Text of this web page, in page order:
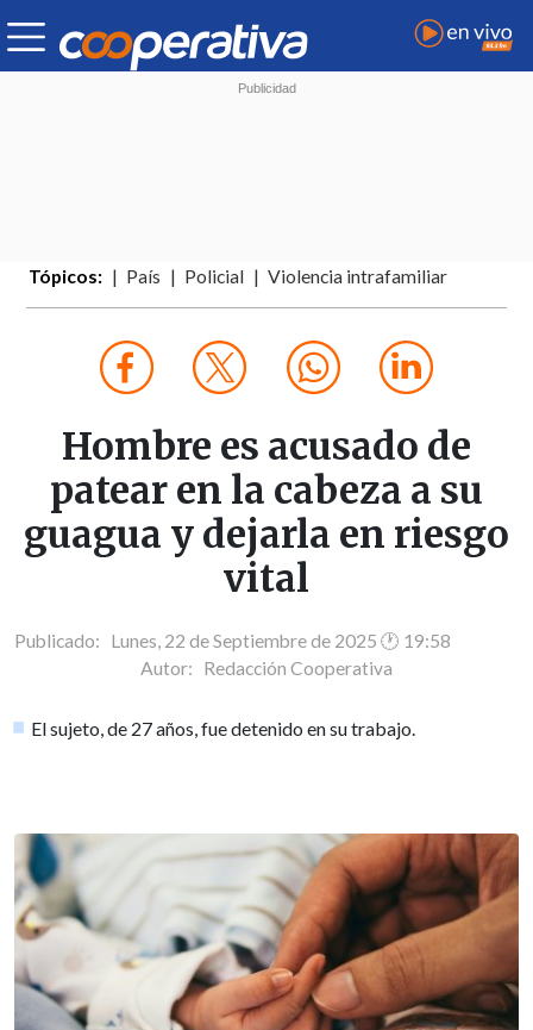
Tópicos: País Policial Violencia intrafamiliar
Hombre es acusado de
patear en la cabeza a su
guagua y dejarla en riesgo
vital
Publicado: Lunes, 22 de Septiembre de 2025 🕐 19:58
Autor: Redacción Cooperativa
El sujeto, de 27 años, fue detenido en su trabajo.